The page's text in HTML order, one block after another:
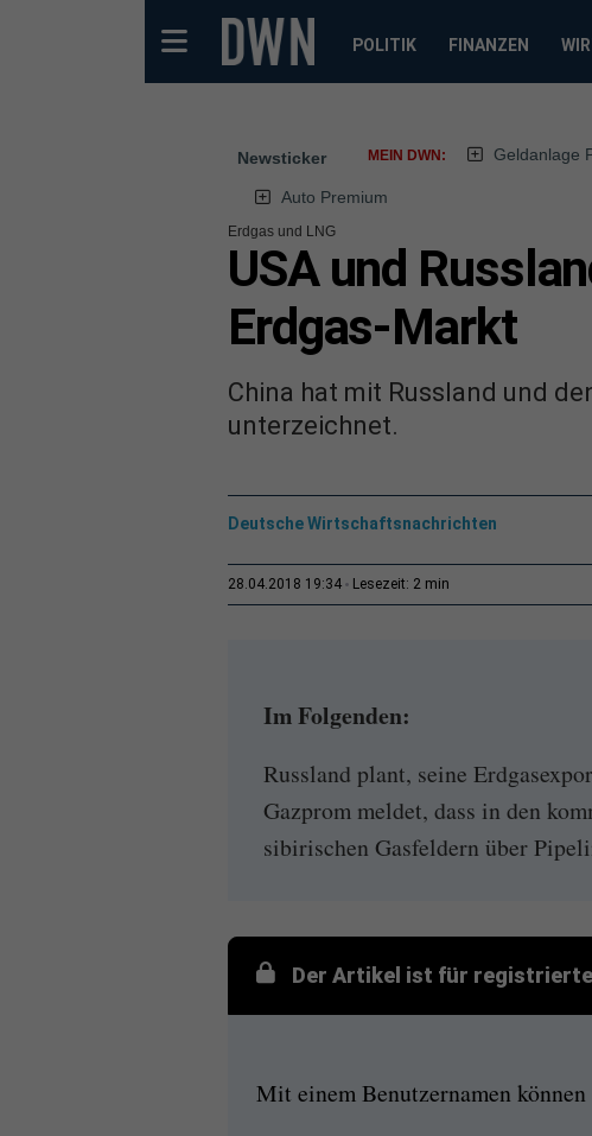
POLITIK FINANZEN
Newsticker MEIN DWN: Geldanlage
Auto Premium
Erdgas und LNG
USA und
Erdgas-Markt
China hat mit Russland und
unterzeichnet.
Deutsche Wirtschaftsnachrichten
28.04.2018 19:34 Lesezeit: 2 min
Im Folgenden:
Russland plant, seine
Gazprom meldet, dass in den
sibirischen Gasfeldern über
Der Artikel ist für
Mit einem Benutzernamen